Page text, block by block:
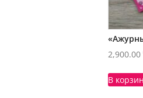
2,900.00
В